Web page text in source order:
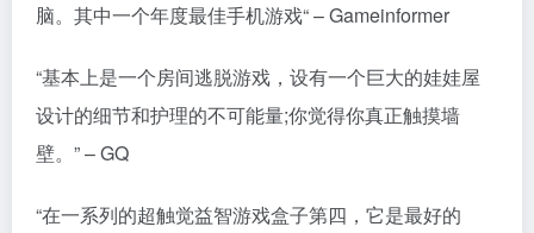
脑。其中一个年度最佳手机游戏“ – Gameinformer
“基本上是一个房间逃脱游戏，设有一个巨大的娃娃屋
设计的细节和护理的不可能量;你觉得你真正触摸墙
壁。” – GQ
“在一系列的超触觉益智游戏盒子第四，它是最好的